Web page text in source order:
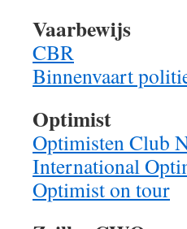
Vaarbewijs
CBR
Binnenvaart
Optimist
Optimisten Club
International
Optimist on tour